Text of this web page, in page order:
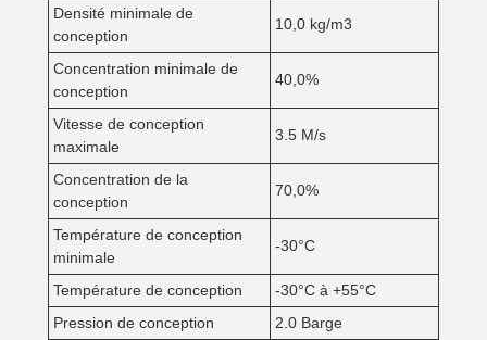
Densité minimale de
conception
10,0 kg/m3
Concentration minimale de
conception
40,0%
Vitesse de conception
maximale
3.5 M/s
Concentration de la
conception
70,0%
Température de conception
minimale
-30°C
Température de conception
-30°C à +55°C
Pression de conception
2.0 Barge